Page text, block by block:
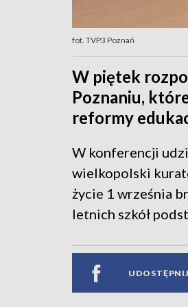
fot. TVP3 Poznań
W piętek
Poznaniu,
reformy
W konferencji
wielkopolski
życie 1 września
letnich szkół